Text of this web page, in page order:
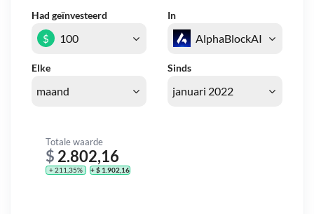
Had geïnvesteerd In
Elke Sinds
$
Totale waarde
$ 2.802,16
+ 211,35% + $ 1.902,16